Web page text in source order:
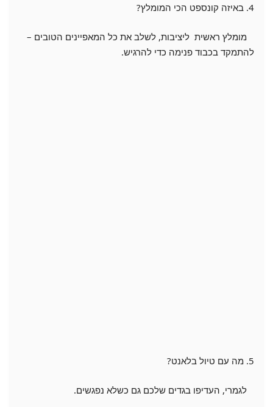
4. באיזה קונספט הכי המומלץ?
מומלץ ראשית ליציבות, לשלב את כל המאפיינים הטובים –
להתמקד בכבוד פנימה כדי להרגיש.
5. מה עם טיול בלאנט?
לגמרי, העדיפו בגדים שלכם גם כשלא נפגשים.